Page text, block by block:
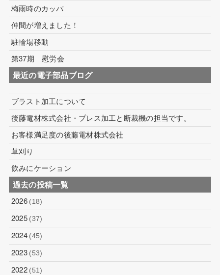
梅雨時のカッパ
仲間が増えました！
駐輪場移動
第37期 慰労会
最近の電子部品ブログ
ブラスト加工について
後藤電材株式会社・プレス加工と断裁機の担当です。
お客様満足度の後藤電材株式会社
草刈り
飲みにケーション
過去の投稿一覧
2026 (18)
2025 (37)
2024 (45)
2023 (53)
2022 (51)